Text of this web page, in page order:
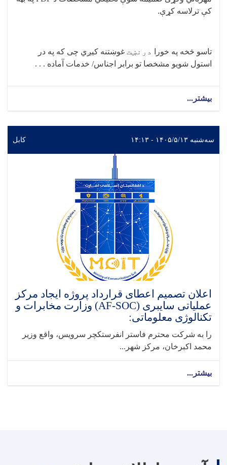
کې ترلاسه کړې.
تاسو څخه په خورا درنښت غوښتنه کیږي چی که په در
استول شویو مشخصا تو برابر اجناس/ خدمات آماده . . .
بیشتر...
سه‌شنبه ۱۴۰۵/۵/۱۳ - ۱۴:۱۳ کابل
اعلان تصمیم اعطای قرارداد پروژه ایجاد مرکز
عملیاتی سایبری (AF-SOC) وزارت مخابرات و
تکنالوژی معلوماتی:
را به شرکت محترم فاستر انفرستکچر سرویس، واقع وزیر
محمد اکبرخان، مرکز شهر...
بیشتر...